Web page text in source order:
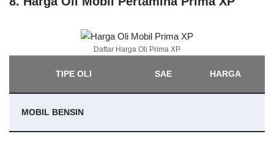
Daftar Harga Oli Prima XP
TIPE OLI SAE HARGA
MOBIL BENSIN